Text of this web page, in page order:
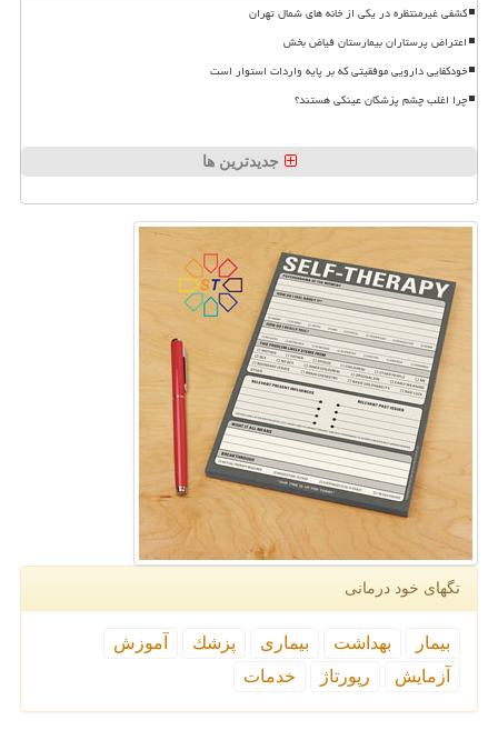
کشفی غیرمنتظره در یکی از خانه های شمال تهران
اعتراض پرستاران بیمارستان فیاض بخش
خودکفایی دارویی موفقیتی که بر پایه واردات استوار است
چرا اغلب چشم پزشکان عینکی هستند؟
جدیدترین ها
تگهای خود درمانی
بیمار بهداشت بیماری پزشك
آموزش
آزمایش
رپورتاژ خدمات